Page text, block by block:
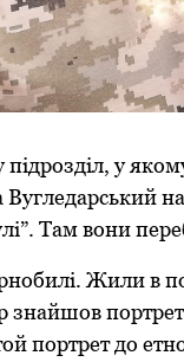
підрозділ, у
Вугледарський
Там вони
Жили в
знайшов
портрет до